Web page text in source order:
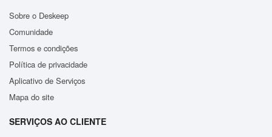
Sobre o Deskeep
Comunidade
Termos e condições
Política de privacidade
Aplicativo de Serviços
Mapa do site
SERVIÇOS AO CLIENTE